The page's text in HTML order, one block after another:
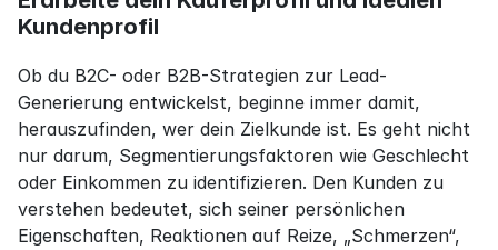
Kundenprofil
Ob du B2C- oder B2B-Strategien zur Lead-
Generierung entwickelst, beginne immer damit,
herauszufinden, wer dein Zielkunde ist. Es geht nicht
nur darum, Segmentierungsfaktoren wie Geschlecht
oder Einkommen zu identifizieren. Den Kunden zu
verstehen bedeutet, sich seiner persönlichen
Eigenschaften, Reaktionen auf Reize, „Schmerzen“,